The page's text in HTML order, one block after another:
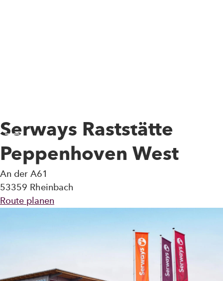
Serways Raststätte
Peppenhoven West
An der A61
53359 Rheinbach
Route planen